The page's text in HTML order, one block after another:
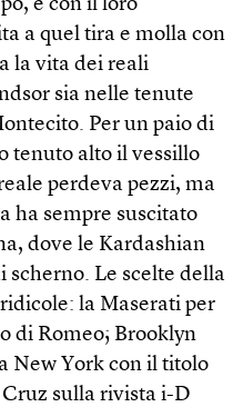
e con il loro
a quel tira e molla con
la vita dei reali
sia nelle tenute
Per un paio di
tenuto alto il vessillo
perdeva pezzi, ma
ha sempre suscitato
dove le Kardashian
scherno. Le scelte della
la Maserati per
di Romeo; Brooklyn
New York con il titolo
Cruz sulla rivista i-D